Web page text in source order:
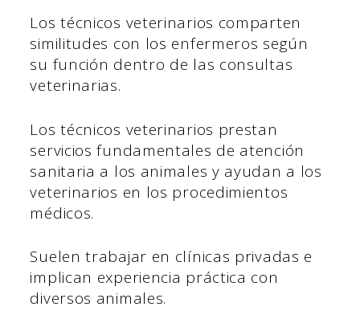
Los técnicos veterinarios comparten
similitudes con los enfermeros según
su función dentro de las consultas
veterinarias.
Los técnicos veterinarios prestan
servicios fundamentales de atención
sanitaria a los animales y ayudan a los
veterinarios en los procedimientos
médicos.
Suelen trabajar en clínicas privadas e
implican experiencia práctica con
diversos animales.